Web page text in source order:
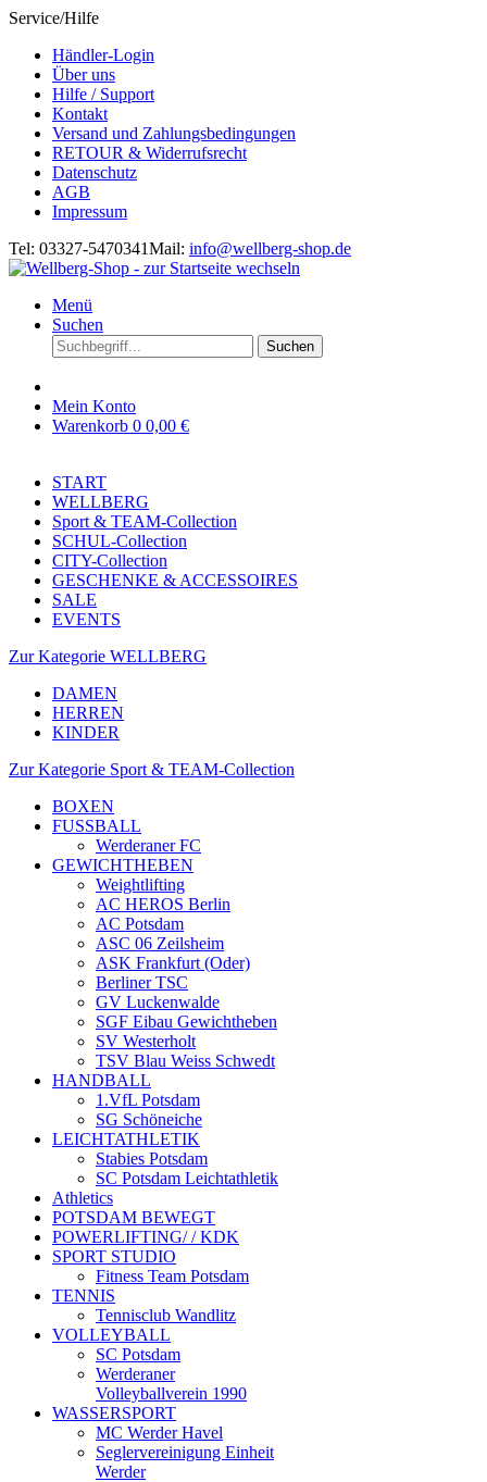
Service/Hilfe
Händler-Login
Über uns
Hilfe / Support
Kontakt
Versand und Zahlungsbedingungen
RETOUR & Widerrufsrecht
Datenschutz
AGB
Impressum
Tel: 03327-5470341Mail: info@wellberg-shop.de
Menü
Suchen
Suchen
Mein Konto
Warenkorb 0 0,00 €
START
WELLBERG
Sport & TEAM-Collection
SCHUL-Collection
CITY-Collection
GESCHENKE & ACCESSOIRES
SALE
EVENTS
Zur Kategorie WELLBERG
DAMEN
HERREN
KINDER
Zur Kategorie Sport & TEAM-Collection
BOXEN
FUSSBALL
Werderaner FC
GEWICHTHEBEN
Weightlifting
AC HEROS Berlin
AC Potsdam
ASC 06 Zeilsheim
ASK Frankfurt (Oder)
Berliner TSC
GV Luckenwalde
SGF Eibau Gewichtheben
SV Westerholt
TSV Blau Weiss Schwedt
HANDBALL
1.VfL Potsdam
SG Schöneiche
LEICHTATHLETIK
Stabies Potsdam
SC Potsdam Leichtathletik
Athletics
POTSDAM BEWEGT
POWERLIFTING/ / KDK
SPORT STUDIO
Fitness Team Potsdam
TENNIS
Tennisclub Wandlitz
VOLLEYBALL
SC Potsdam
Werderaner
Volleyballverein 1990
WASSERSPORT
MC Werder Havel
Seglervereinigung Einheit
Werder